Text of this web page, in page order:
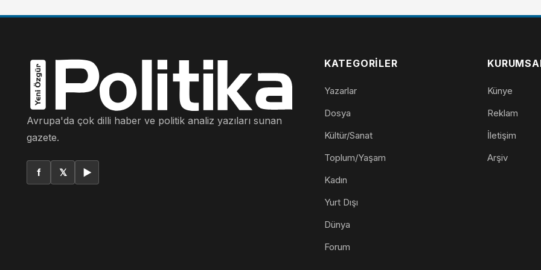
Avrupa'da çok dilli haber ve politik analiz yazıları sunan
gazete.
f 𝕏 ▶
KATEGORILER
Yazarlar
Dosya
Kültür/Sanat
Toplum/Yaşam
Kadın
Yurt Dışı
Dünya
Forum
Künye
Reklam
İletişim
Arşiv